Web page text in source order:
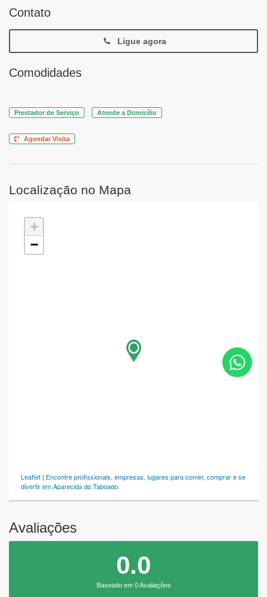
Contato
Ligue agora
Comodidades
Prestador de Serviço Atende a Domicílio
Agendar Visita
Localização no Mapa
+
−
Leaflet | Encontre profissionais, empresas, lugares para comer, comprar e se
divertir em Aparecida do Taboado.
Avaliações
0.0
Baseado em 0 Avaliações